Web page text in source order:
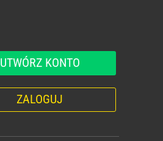
UTWÓRZ KONTO
ZALOGUJ